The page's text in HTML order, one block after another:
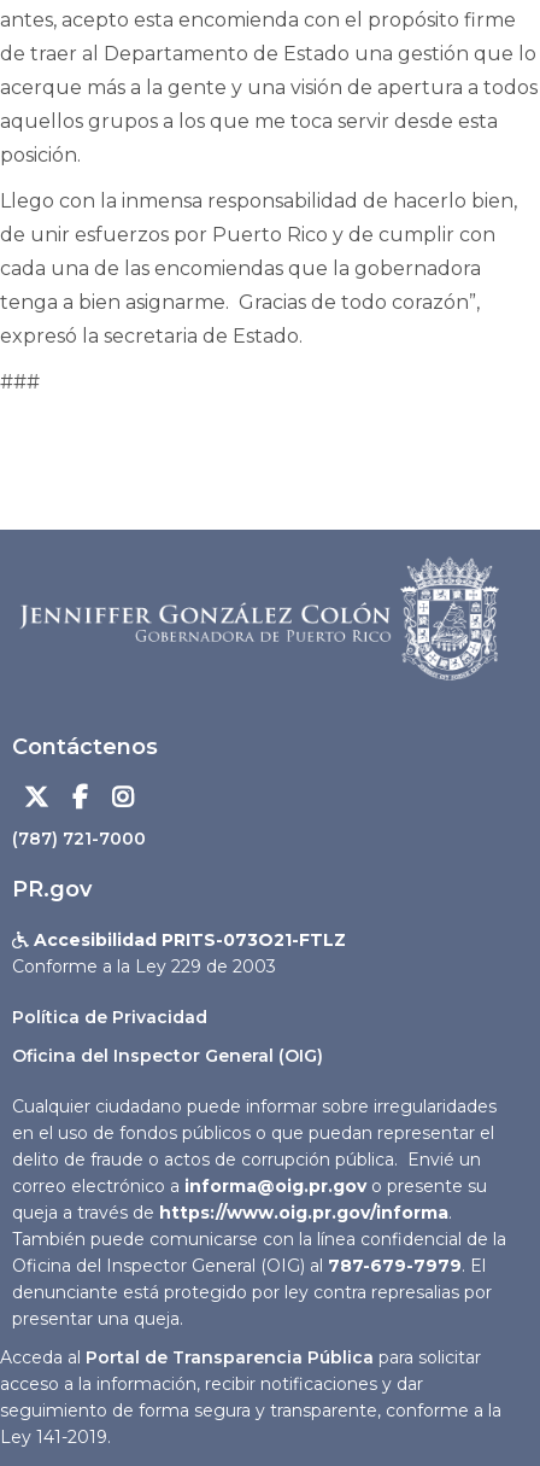
antes, acepto esta encomienda con el propósito firme
de traer al Departamento de Estado una gestión que lo
acerque más a la gente y una visión de apertura a todos
aquellos grupos a los que me toca servir desde esta
posición.
Llego con la inmensa responsabilidad de hacerlo bien,
de unir esfuerzos por Puerto Rico y de cumplir con
cada una de las encomiendas que la gobernadora
tenga a bien asignarme. Gracias de todo corazón”,
expresó la secretaria de Estado.
###
Contáctenos
  
(787) 721-7000
PR.gov
 Accesibilidad PRITS-073O21-FTLZ
Conforme a la Ley 229 de 2003
Política de Privacidad
Oficina del Inspector General (OIG)
Cualquier ciudadano puede informar sobre irregularidades
en el uso de fondos públicos o que puedan representar el
delito de fraude o actos de corrupción pública. Envié un
correo electrónico a informa@oig.pr.govo presente su
queja a través de https://www.oig.pr.gov/informa.
También puede comunicarse con la línea confidencial de la
Oficina del Inspector General (OIG) al 787-679-7979. El
denunciante está protegido por ley contra represalias por
presentar una queja.
Acceda al Portal de Transparencia Pública para solicitar
acceso a la información, recibir notificaciones y dar
seguimiento de forma segura y transparente, conforme a la
Ley 141-2019.